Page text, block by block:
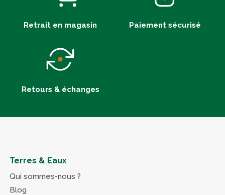
Retrait en magasin Paiement sécurisé
Retours & échanges
Terres & Eaux
Qui sommes-nous ?
Blog